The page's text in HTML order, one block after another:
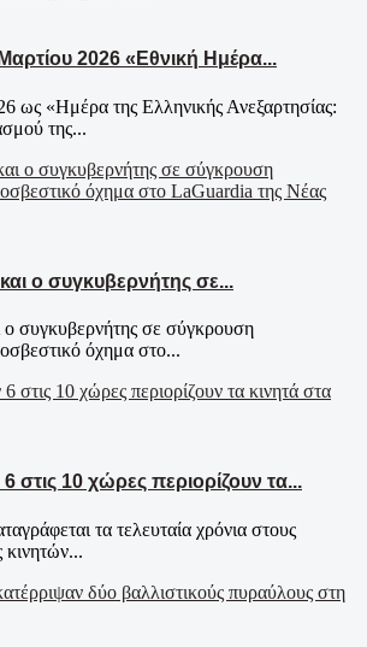
2026 «Εθνική Ημέρα...
ως «Ημέρα της Ελληνικής Ανεξαρτησίας:
της...
ο συγκυβερνήτης σε...
ο συγκυβερνήτης σε σύγκρουση
όχημα στο...
στις 10 χώρες περιορίζουν τα...
τα τελευταία χρόνια στους
κινητών...